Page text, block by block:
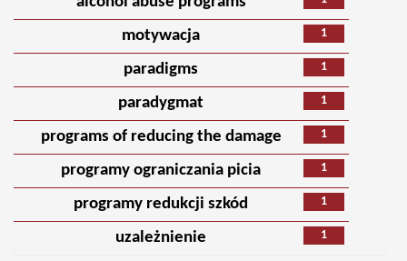
1
motywacja
1
paradigms
1
paradygmat
1
programs of reducing the damage
1
programy ograniczania picia
1
programy redukcji szkód
1
uzależnienie